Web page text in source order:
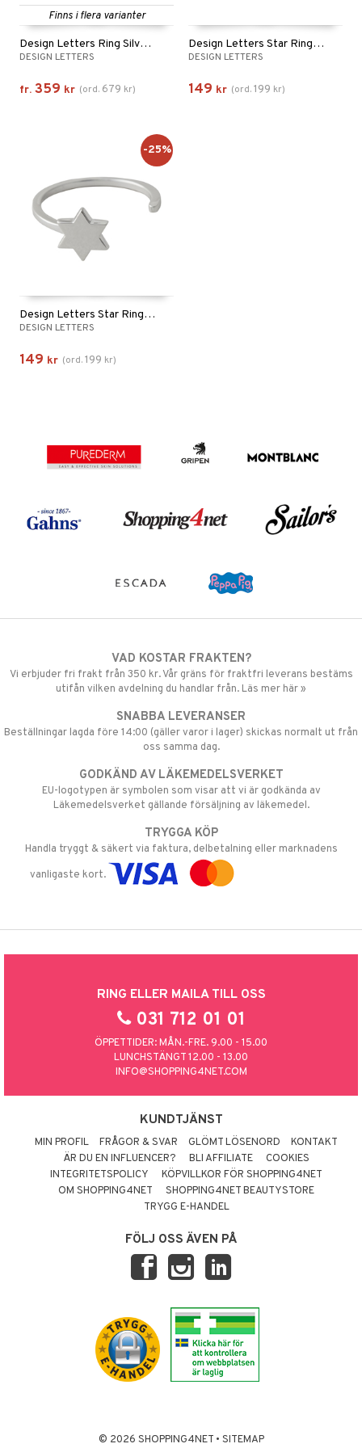
Finns i flera varianter
Design Letters Ring Silver A-Z
DESIGN LETTERS
fr. 359 kr (ord. 679 kr)
Design Letters Star Ring Gold
DESIGN LETTERS
149 kr (ord.199 kr)
Design Letters Star Ring Silver
DESIGN LETTERS
149 kr (ord.199 kr)
-25%
VAD KOSTAR FRAKTEN?
Vi erbjuder fri frakt från 350 kr. Vår gräns för fraktfri leverans bestäms
utifån vilken avdelning du handlar från. Läs mer här »
SNABBA LEVERANSER
Beställningar lagda före 14:00 (gäller varor i lager) skickas normalt ut från
oss samma dag.
GODKÄND AV LÄKEMEDELSVERKET
EU-logotypen är symbolen som visar att vi är godkända av
Läkemedelsverket gällande försäljning av läkemedel.
TRYGGA KÖP
Handla tryggt & säkert via faktura, delbetalning eller marknadens
vanligaste kort.
RING ELLER MAILA TILL OSS
031 712 01 01
ÖPPETTIDER: MÅN.-FRE. 9.00 - 15.00
LUNCHSTÄNGT 12.00 - 13.00
INFO@SHOPPING4NET.COM
KUNDTJÄNST
MIN PROFIL FRÅGOR & SVAR GLÖMT LÖSENORD
KONTAKT
ÄR DU EN INFLUENCER?
BLI AFFILIATE
COOKIES
INTEGRITETSPOLICY
KÖPVILLKOR FÖR SHOPPING4NET
OM SHOPPING4NET
SHOPPING4NET BEAUTYSTORE
TRYGG E-HANDEL
FÖLJ OSS ÄVEN PÅ
© 2026 SHOPPING4NET • SITEMAP